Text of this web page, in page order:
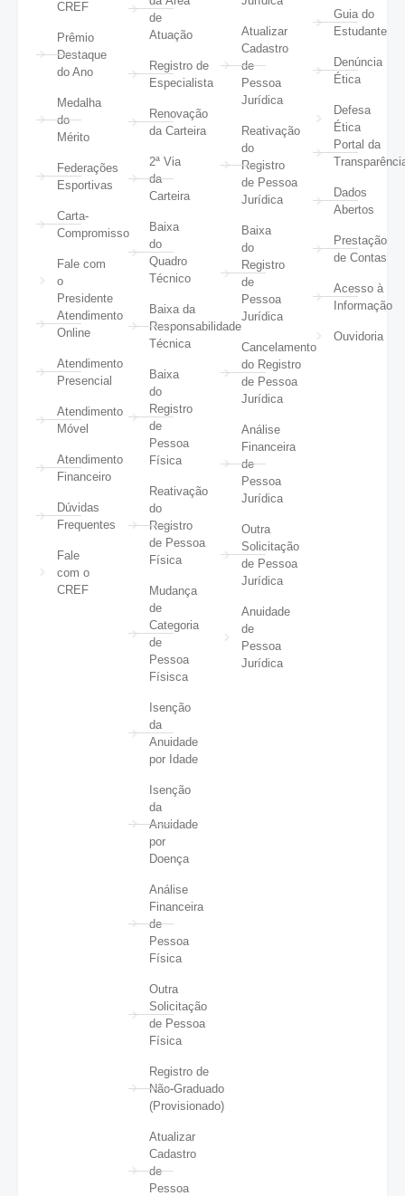
CREF
Prêmio
Destaque
do Ano
Medalha
do
Mérito
Federações
Esportivas
Carta-
Compromisso
Fale com
o
Presidente
Atendimento
Online
Atendimento
Presencial
Atendimento
Móvel
Atendimento
Financeiro
Dúvidas
Frequentes
Fale
com o
CREF
de
Atuação
Registro de
Especialista
Renovação
da Carteira
2ª Via
da
Carteira
Baixa
do
Quadro
Técnico
Baixa da
Responsabilidade
Técnica
Baixa
do
Registro
de
Pessoa
Física
Reativação
do
Registro
de Pessoa
Física
Mudança
de
Categoria
de
Pessoa
Físisca
Isenção
da
Anuidade
por Idade
Isenção
da
Anuidade
por
Doença
Análise
Financeira
de
Pessoa
Física
Outra
Solicitação
de Pessoa
Física
Registro de
Não-Graduado
(Provisionado)
Atualizar
Cadastro
de
Pessoa
Atualizar
Cadastro
de
Pessoa
Jurídica
Reativação
do
Registro
de Pessoa
Jurídica
Baixa
do
Registro
de
Pessoa
Jurídica
Cancelamento
do Registro
de Pessoa
Jurídica
Análise
Financeira
de
Pessoa
Jurídica
Outra
Solicitação
de Pessoa
Jurídica
Anuidade
de
Pessoa
Jurídica
Guia do
Estudante
Denúncia
Ética
Defesa
Ética
Portal da
Dados
Abertos
Prestação
de Contas
Acesso à
Informação
Ouvidoria